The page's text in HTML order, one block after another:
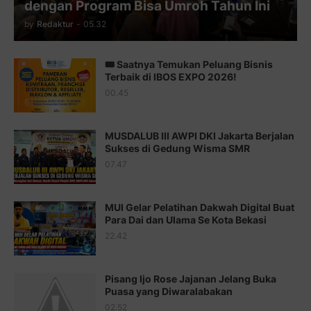
Juz 12 ⇨ http://j.mp/2bWnTby
Juz 13 ⇨http://j.mp/2bFTiKQ
Juz 14 ⇨http://j.mp/2b8SUTA
Juz 15 ⇨http://j.mp/2bFRQIM
Juz 17 ⇨http://j.mp/2brHsFz
Juz 18 ⇨http://j.mp/2b8SCfc
Juz 19 ⇨http://j.mp/2bFSq95
Juz 20 ⇨http://j.mp/2brI1zc
Juz 21 ⇨http://j.mp/2b8VcBO
http://j.mp/2bFRxNP
http://j.mp/2brItxm
dengan Program Bisa Umroh Tahun Ini
by Redaktur - 05.32
🎟️ Saatnya Temukan Peluang Bisnis
Terbaik di IBOS EXPO 2026!
00.45
MUSDALUB III AWPI DKI Jakarta Berjalan
Sukses di Gedung Wisma SMR
07.47
MUI Gelar Pelatihan Dakwah Digital Buat
Para Dai dan Ulama Se Kota Bekasi
22.42
Pisang Ijo Rose Jajanan Jelang Buka
Puasa yang Diwaralabakan
02.52